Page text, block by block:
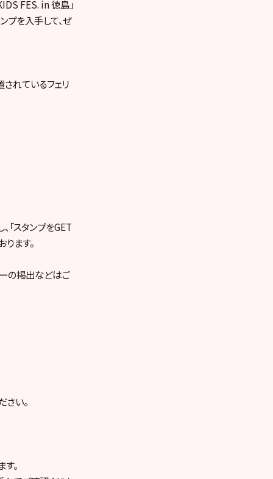
FES. in 徳島」
プを入手して、ぜ
れているフェリ
「スタンプをGET
ます。
の掲出などはご
い。
。